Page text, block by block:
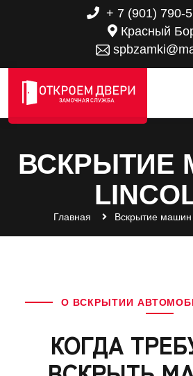
+ 7 (901) 790-
Красный
ВСКРЫТИЕ
Главная Вскрытие машин
О ВСКРЫТИИ
КОГДА